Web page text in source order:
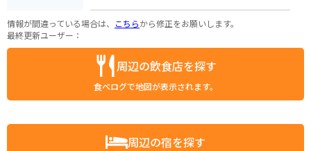
情報が間違っている場合は、 こちらから修正をお願いします。
最終更新ユーザー：
周辺の飲食店を探す
食べログで地図が表示されます。
周辺の宿を探す